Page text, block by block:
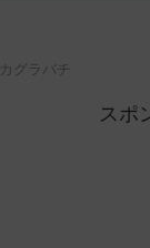
カグラバチ
スポ